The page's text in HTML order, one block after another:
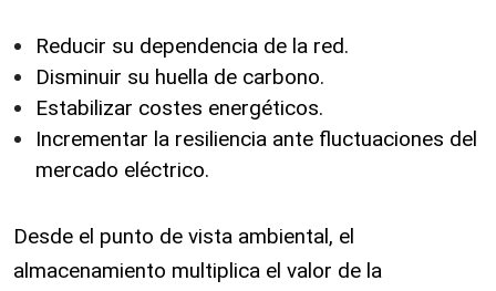
Reducir su dependencia de la red.
Disminuir su huella de carbono.
Estabilizar costes energéticos.
Incrementar la resiliencia ante fluctuaciones del
mercado eléctrico.
Desde el punto de vista ambiental, el
almacenamiento multiplica el valor de la